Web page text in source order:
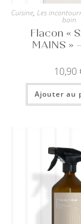
Cuisine,Les
bain
Flacon «
MAINS »
10,90
Ajouter au